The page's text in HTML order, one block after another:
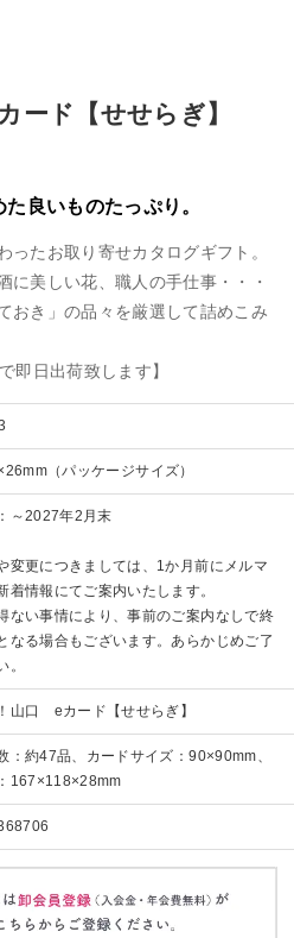
ード【せせらぎ】
良いものたっぷり。
ったお取り寄せカタログギフト。
に美しい花、職人の手仕事・・・
おき」の品々を厳選して詰めこみ
即日出荷致します】
（パッケージサイズ）
～2027年2月末
変更につきましては、1か月前にメルマ
着情報にてご案内いたします。
ない事情により、事前のご案内なしで終
なる場合もございます。あらかじめご了
。
山口 eカード【せせらぎ】
：約47品、カードサイズ：90×90mm、
167×118×28mm